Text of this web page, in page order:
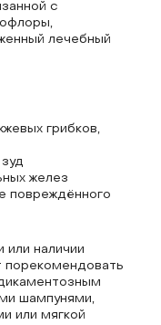
с
лечебный
грибков,
желез
повреждённого
наличии
порекомендовать
шампунями,
или мягкой